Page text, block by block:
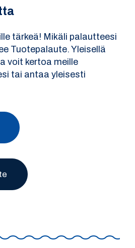
tärkeä! Mikäli palautteesi
Tuotepalaute. Yleisellä
voit kertoa meille
tai antaa yleisesti